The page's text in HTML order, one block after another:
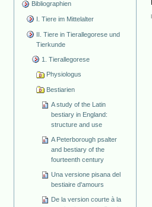
Bibliographien
I. Tiere im Mittelalter
II. Tiere in Tierallegorese und
Tierkunde
1. Tierallegorese
Physiologus
Bestiarien
A study of the Latin
bestiary in England:
structure and use
A Peterborough psalter
and bestiary of the
fourteenth century
Una versione pisana del
bestiaire d'amours
De la version courte à la